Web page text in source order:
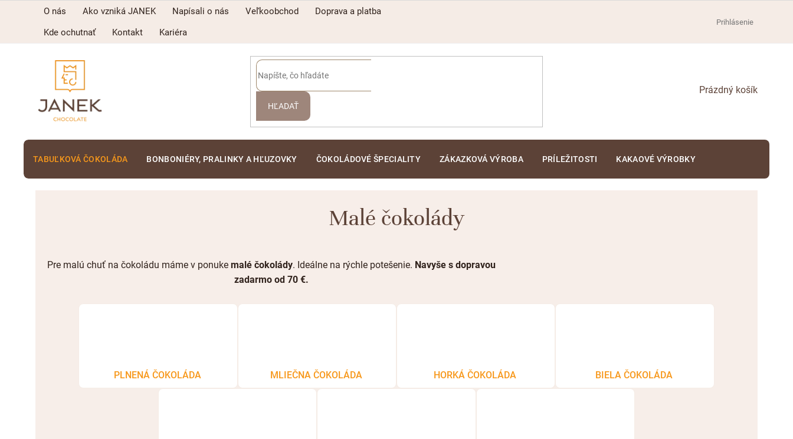
O nás Ako vzniká JANEK Napísali o nás Veľkoobchod
Doprava a platba
Kde ochutnať
Kontakt Kariéra
Prihlásenie
HĽADAŤ
NÁKUPNÝ
TABUĽKOVÁ ČOKOLÁDA BONBONIÉRY, PRALINKY A HĽUZOVKY ČOKOLÁDOVÉ ŠPECIALITY ZÁKAZKOVÁ VÝROBA PRÍLEŽITOSTI KAKAOVÉ VÝROBKY
Malé čokolády
Pre malú chuť na čokoládu máme v ponuke malé čokolády. Ideálne na rýchle potešenie. Navyše s dopravou
zadarmo od 70 €.
PLNENÁ ČOKOLÁDA MLIEČNA ČOKOLÁDA HORKÁ ČOKOLÁDA BIELA ČOKOLÁDA